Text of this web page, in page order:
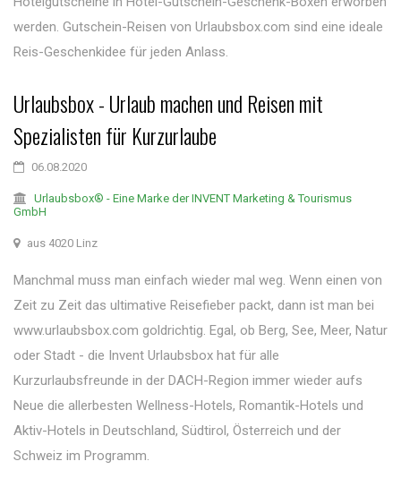
werden. Gutschein-Reisen von Urlaubsbox.com sind eine ideale
Reis-Geschenkidee für jeden Anlass.
Urlaubsbox - Urlaub machen und Reisen mit
Spezialisten für Kurzurlaube
06.08.2020
Urlaubsbox® - Eine Marke der INVENT Marketing & Tourismus
GmbH
aus 4020 Linz
Manchmal muss man einfach wieder mal weg. Wenn einen von
Zeit zu Zeit das ultimative Reisefieber packt, dann ist man bei
www.urlaubsbox.com goldrichtig. Egal, ob Berg, See, Meer, Natur
oder Stadt - die Invent Urlaubsbox hat für alle
Kurzurlaubsfreunde in der DACH-Region immer wieder aufs
Neue die allerbesten Wellness-Hotels, Romantik-Hotels und
Aktiv-Hotels in Deutschland, Südtirol, Österreich und der
Schweiz im Programm.